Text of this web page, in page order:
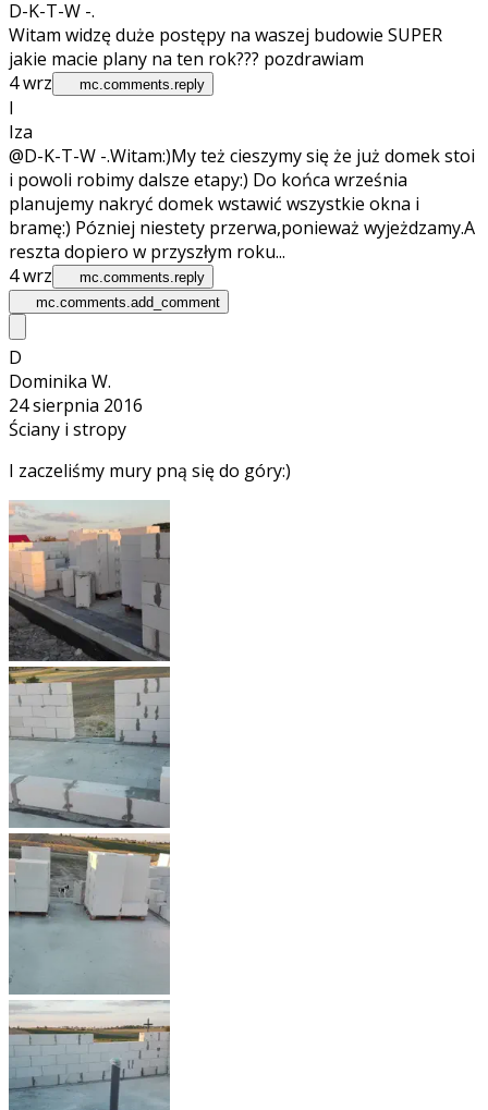
D-K-T-W -.
Witam widzę duże postępy na waszej budowie SUPER
jakie macie plany na ten rok??? pozdrawiam
4 wrz
mc.comments.reply
I
Iza
@D-K-T-W -.Witam:)My też cieszymy się że już domek stoi
i powoli robimy dalsze etapy:) Do końca września
planujemy nakryć domek wstawić wszystkie okna i
bramę:) Pózniej niestety przerwa,ponieważ wyjeżdzamy.A
reszta dopiero w przyszłym roku...
4 wrz
mc.comments.reply
mc.comments.add_comment
D
Dominika W.
24 sierpnia 2016
Ściany i stropy
I zaczeliśmy mury pną się do góry:)